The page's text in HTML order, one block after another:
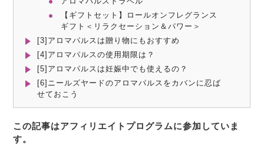
【ギフトセット】ロールオンフレグランス
ギフト＜リラクセーション＆パワー＞
[3]アロマパルスは贈り物にもおすすめ
[4]アロマパルスの使用期限は？
[5]アロマパルスは妊娠中でも使えるの？
[6]ニールズヤードのアロマパルスをカバンに忍ば
せておこう
この記事はアフィリエイトプログラムに参加していま
す。